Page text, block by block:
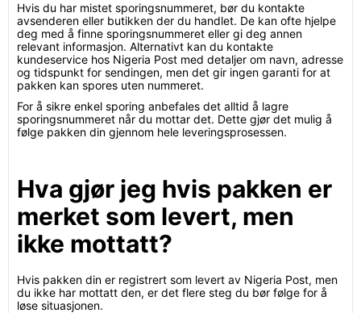
Hvis du har mistet sporingsnummeret, bør du kontakte
avsenderen eller butikken der du handlet. De kan ofte hjelpe
deg med å finne sporingsnummeret eller gi deg annen
relevant informasjon. Alternativt kan du kontakte
kundeservice hos Nigeria Post med detaljer om navn, adresse
og tidspunkt for sendingen, men det gir ingen garanti for at
pakken kan spores uten nummeret.
For å sikre enkel sporing anbefales det alltid å lagre
sporingsnummeret når du mottar det. Dette gjør det mulig å
følge pakken din gjennom hele leveringsprosessen.
Hva gjør jeg hvis pakken er
merket som levert, men
ikke mottatt?
Hvis pakken din er registrert som levert av Nigeria Post, men
du ikke har mottatt den, er det flere steg du bør følge for å
løse situasjonen.